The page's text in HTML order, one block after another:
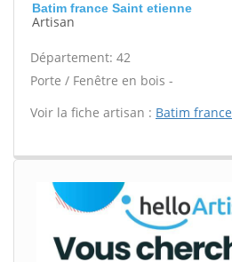
Batim france Saint etienne
Artisan
Département: 42
Porte / Fenêtre en bois -
Voir la fiche artisan : Batim france